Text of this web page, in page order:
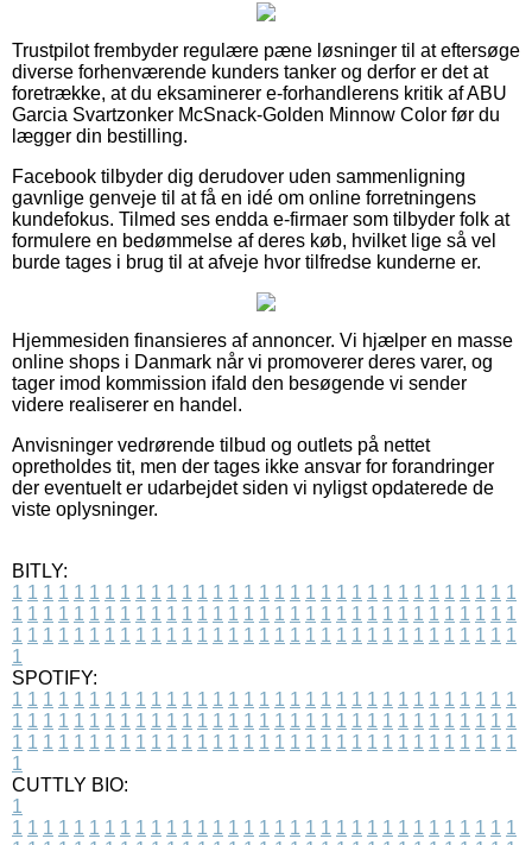
Trustpilot frembyder regulære pæne løsninger til at eftersøge
diverse forhenværende kunders tanker og derfor er det at
foretrække, at du eksaminerer e-forhandlerens kritik af ABU
Garcia Svartzonker McSnack-Golden Minnow Color før du
lægger din bestilling.
Facebook tilbyder dig derudover uden sammenligning
gavnlige genveje til at få en idé om online forretningens
kundefokus. Tilmed ses endda e-firmaer som tilbyder folk at
formulere en bedømmelse af deres køb, hvilket lige så vel
burde tages i brug til at afveje hvor tilfredse kunderne er.
Hjemmesiden finansieres af annoncer. Vi hjælper en masse
online shops i Danmark når vi promoverer deres varer, og
tager imod kommission ifald den besøgende vi sender
videre realiserer en handel.
Anvisninger vedrørende tilbud og outlets på nettet
opretholdes tit, men der tages ikke ansvar for forandringer
der eventuelt er udarbejdet siden vi nyligst opdaterede de
viste oplysninger.
BITLY:
1 1 1 1 1 1 1 1 1 1 1 1 1 1 1 1 1 1 1 1 1 1 1 1 1 1 1 1 1 1 1 1 1
1 1 1 1 1 1 1 1 1 1 1 1 1 1 1 1 1 1 1 1 1 1 1 1 1 1 1 1 1 1 1 1 1
1 1 1 1 1 1 1 1 1 1 1 1 1 1 1 1 1 1 1 1 1 1 1 1 1 1 1 1 1 1 1 1 1
1
SPOTIFY:
1 1 1 1 1 1 1 1 1 1 1 1 1 1 1 1 1 1 1 1 1 1 1 1 1 1 1 1 1 1 1 1 1
1 1 1 1 1 1 1 1 1 1 1 1 1 1 1 1 1 1 1 1 1 1 1 1 1 1 1 1 1 1 1 1 1
1 1 1 1 1 1 1 1 1 1 1 1 1 1 1 1 1 1 1 1 1 1 1 1 1 1 1 1 1 1 1 1 1
1
CUTTLY BIO:
1
1 1 1 1 1 1 1 1 1 1 1 1 1 1 1 1 1 1 1 1 1 1 1 1 1 1 1 1 1 1 1 1 1